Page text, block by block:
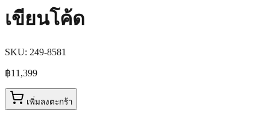
เขียนโค้ด
SKU: 249-8581
฿11,399
เพิ่มลงตะกร้า